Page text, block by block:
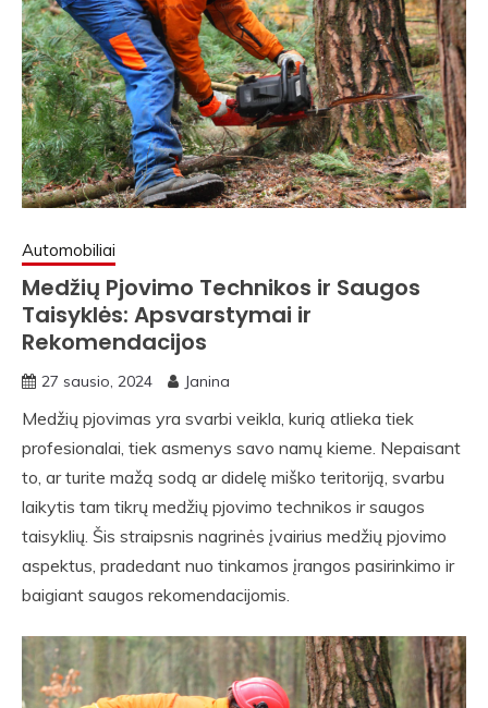
Automobiliai
Medžių Pjovimo Technikos ir Saugos
Taisyklės: Apsvarstymai ir
Rekomendacijos
27 sausio, 2024 Janina
Medžių pjovimas yra svarbi veikla, kurią atlieka tiek
profesionalai, tiek asmenys savo namų kieme. Nepaisant
to, ar turite mažą sodą ar didelę miško teritoriją, svarbu
laikytis tam tikrų medžių pjovimo technikos ir saugos
taisyklių. Šis straipsnis nagrinės įvairius medžių pjovimo
aspektus, pradedant nuo tinkamos įrangos pasirinkimo ir
baigiant saugos rekomendacijomis.